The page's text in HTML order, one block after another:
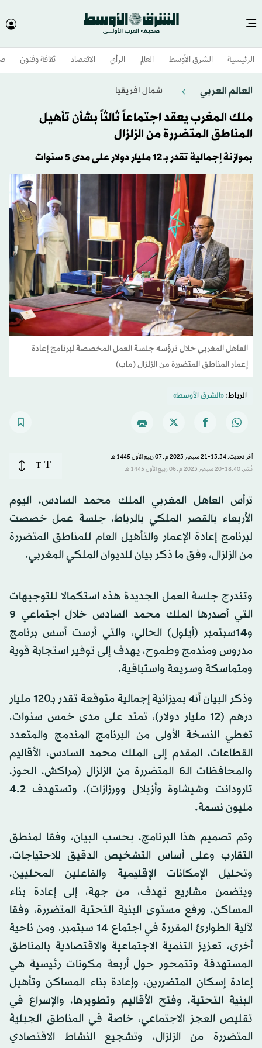
الرئيسية الشرق الأوسط​ العالم الرأي الاقتصاد ثقافة وفنون
العالم العربي شمال افريقيا
ملك المغرب يعقد اجتماعاً ثالثاً بشأن تأهيل
المناطق المتضررة من الزلزال
بموازنة إجمالية تقدر بـ 12 مليار دولار على مدى 5 سنوات
العاهل المغربي خلال ترؤسه جلسة العمل المخصصة لبرنامج إعادة
إعمار المناطق المتضررة من الزلزال (ماب)
الرباط:«الشرق الأوسط»
آخر تحديث: 13:34-21 سبتمبر 2023 م ـ 07 ربيع الأول 1445 هـ
نُشر: 18:40-20 سبتمبر 2023 م ـ 06 ربيع الأول 1445 هـ
T
T
ترأس العاهل المغربي الملك محمد السادس، اليوم
الأربعاء بالقصر الملكي بالرباط، جلسة عمل خصصت
لبرنامج إعادة الإعمار والتأهيل العام للمناطق المتضررة
من الزلزال، وفق ما ذكر بيان للديوان الملكي المغربي.
وتندرج جلسة العمل الجديدة هذه استكمالا للتوجيهات
التي أصدرها الملك محمد السادس خلال اجتماعي 9
و14سبتمبر (أيلول) الحالي، والتي أرست أسس برنامج
مدروس ومندمج وطموح، يهدف إلى توفير استجابة قوية
ومتماسكة وسريعة واستباقية.
وذكر البيان أنه بميزانية إجمالية متوقعة تقدر بـ120 مليار
درهم (12 مليار دولار)، تمتد على مدى خمس سنوات،
تغطي النسخة الأولى من البرنامج المندمج والمتعدد
القطاعات، المقدم إلى الملك محمد السادس، الأقاليم
والمحافظات الـ6 المتضررة من الزلزال (مراكش، الحوز،
تارودانت وشيشاوة وأزيلال وورزازات)، وتستهدف 4.2
مليون نسمة.
وتم تصميم هذا البرنامج، بحسب البيان، وفقا لمنطق
التقارب وعلى أساس التشخيص الدقيق للاحتياجات،
وتحليل الإمكانات الإقليمية والفاعلين المحليين،
ويتضمن مشاريع تهدف، من جهة، إلى إعادة بناء
المساكن، ورفع مستوى البنية التحتية المتضررة، وفقا
لآلية الطوارئ المقررة في اجتماع 14 سبتمبر، ومن ناحية
أخرى، تعزيز التنمية الاجتماعية والاقتصادية بالمناطق
المستهدفة وتتمحور حول أربعة مكونات رئيسية هي
إعادة إسكان المتضررين، وإعادة بناء المساكن وتأهيل
البنية التحتية، وفتح الأقاليم وتطويرها، والإسراع في
تقليص العجز الاجتماعي، خاصة في المناطق الجبلية
المتضررة من الزلزال، وتشجيع النشاط الاقتصادي